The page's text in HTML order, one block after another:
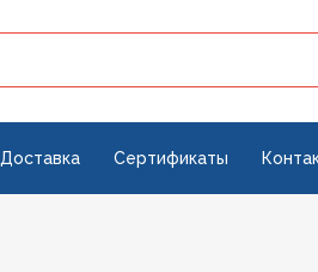
Доставка Сертификаты